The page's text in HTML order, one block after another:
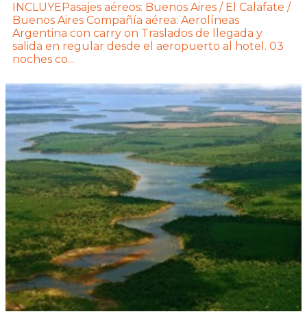
INCLUYEPasajes aéreos: Buenos Aires / El Calafate /
Buenos Aires Compañía aérea: Aerolíneas
Argentina con carry on Traslados de llegada y
salida en regular desde el aeropuerto al hotel. 03
noches co...